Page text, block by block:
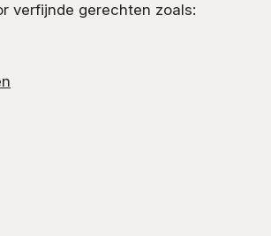
verfijnde gerechten zoals: